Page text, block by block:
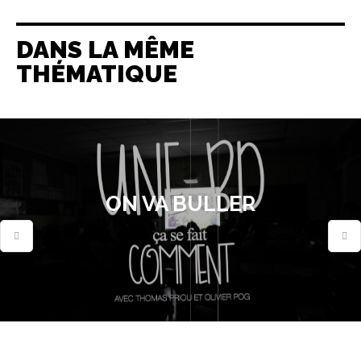
DANS LA MÊME
THÉMATIQUE
ON VA BULLER